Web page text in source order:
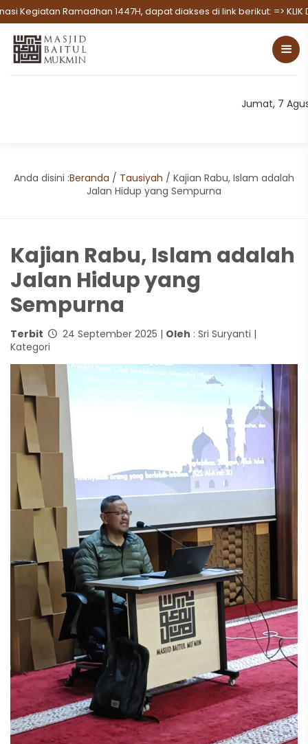
Ramadhan 1447H, dapat diakses di link berikut:=> KLIK DISINI
Jumat, 7
Anda disini :Beranda / Tausiyah / Kajian Rabu, Islam adalah
Jalan Hidup yang Sempurna
Kajian Rabu, Islam adalah
Jalan Hidup yang
Sempurna
Terbit 24 September 2025 | Oleh : Sri Suryanti |
Kategori